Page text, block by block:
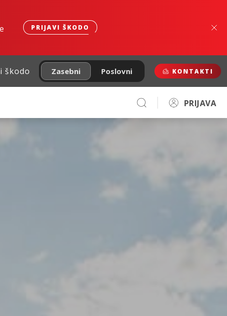
PRIJAVI ŠKODO
škodo Zasebni Poslovni KONTAKTI
PRIJAVA